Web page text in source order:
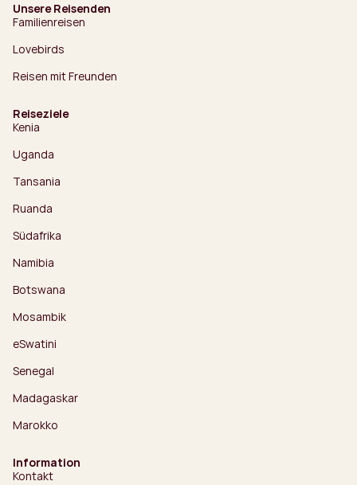
Unsere Reisenden
Familienreisen
Lovebirds
Reisen mit Freunden
Reiseziele
Kenia
Uganda
Tansania
Ruanda
Südafrika
Namibia
Botswana
Mosambik
eSwatini
Senegal
Madagaskar
Marokko
Information
Kontakt